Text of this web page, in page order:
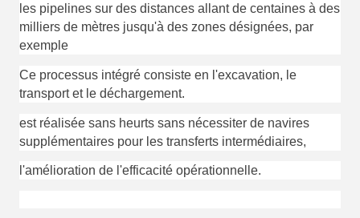
les pipelines sur des distances allant de centaines à des
milliers de mètres jusqu'à des zones désignées, par
exemple
Ce processus intégré consiste en l'excavation, le
transport et le déchargement.
est réalisée sans heurts sans nécessiter de navires
supplémentaires pour les transferts intermédiaires,
l'amélioration de l'efficacité opérationnelle.